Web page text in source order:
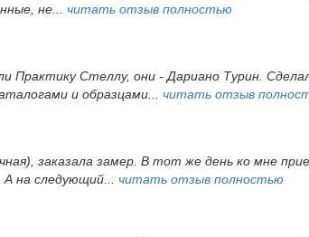
не... читать отзыв полностью
Стеллу, они - Дариано Турин.
и образцами... читать отзыв
заказала замер. В тот же день ко мне
А на следующий... читать отзыв полностью